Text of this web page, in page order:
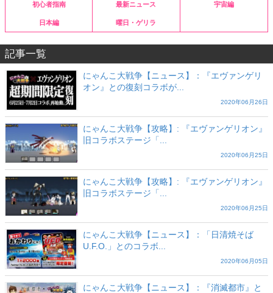
初心者指南 最新ニュース 宇宙編
日本編 曜日・ゲリラ
記事一覧
にゃんこ大戦争【ニュース】：『エヴァンゲリ
オン』との復刻コラボが...
2020年06月26日
にゃんこ大戦争【攻略】: 『エヴァンゲリオン』
旧コラボステージ「...
2020年06月25日
にゃんこ大戦争【攻略】: 『エヴァンゲリオン』
旧コラボステージ「...
2020年06月25日
にゃんこ大戦争【ニュース】：「日清焼そば
U.F.O.」とのコラボ...
2020年06月05日
にゃんこ大戦争【ニュース】：『消滅都市』と